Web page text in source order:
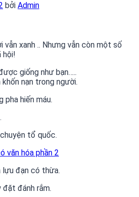
bởi Admin
vẫn xanh .. Nhưng vẫn còn một số
hội!
giống như bạn…..
nạn trong người.
pha hiến máu.
tổ quốc.
văn hóa phần 2
lựu đạn có thừa.
đặt đánh rắm.